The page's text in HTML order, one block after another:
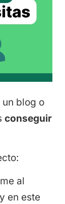
un blog o
conseguir
al
en este